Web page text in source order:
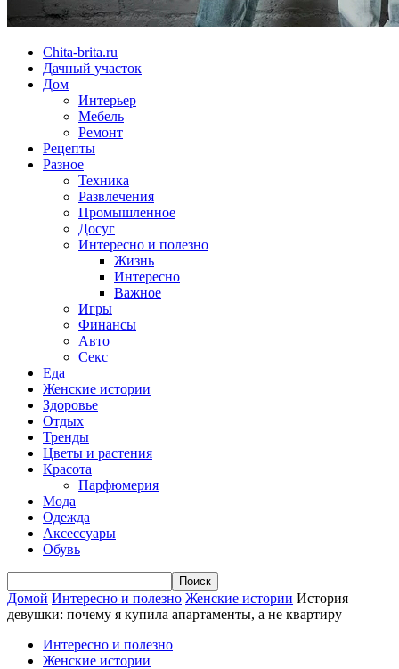
Chita-brita.ru
Дачный участок
Дом
Интерьер
Мебель
Ремонт
Рецепты
Разное
Техника
Развлечения
Промышленное
Досуг
Интересно и полезно
Жизнь
Интересно
Важное
Игры
Финансы
Авто
Секс
Еда
Женские истории
Здоровье
Отдых
Тренды
Цветы и растения
Красота
Парфюмерия
Мода
Одежда
Аксессуары
Обувь
Домой Интересно и полезно Женские истории История
девушки: почему я купила апартаменты, а не квартиру
Интересно и полезно
Женские истории